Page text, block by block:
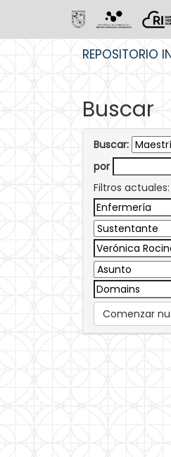
REPOSITORIO
Buscar
Buscar:
por
Filtros actuales:
Comenzar